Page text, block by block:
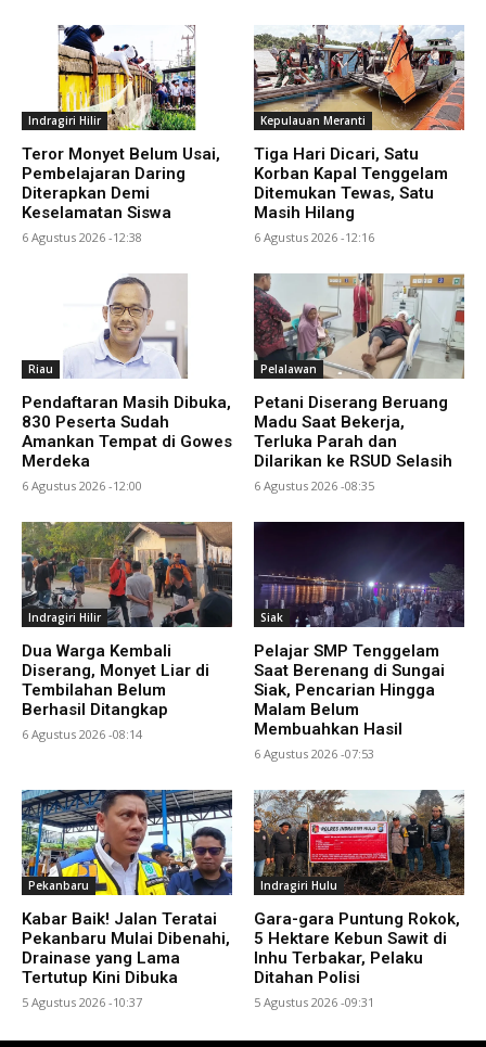
Indragiri Hilir
Teror Monyet Belum Usai,
Pembelajaran Daring
Diterapkan Demi
Keselamatan Siswa
6 Agustus 2026 -12:38
Kepulauan Meranti
Tiga Hari Dicari, Satu
Korban Kapal Tenggelam
Ditemukan Tewas, Satu
Masih Hilang
6 Agustus 2026 -12:16
Riau
Pendaftaran Masih Dibuka,
830 Peserta Sudah
Amankan Tempat di Gowes
Merdeka
6 Agustus 2026 -12:00
Pelalawan
Petani Diserang Beruang
Madu Saat Bekerja,
Terluka Parah dan
Dilarikan ke RSUD Selasih
6 Agustus 2026 -08:35
Indragiri Hilir
Dua Warga Kembali
Diserang, Monyet Liar di
Tembilahan Belum
Berhasil Ditangkap
6 Agustus 2026 -08:14
Siak
Pelajar SMP Tenggelam
Saat Berenang di Sungai
Siak, Pencarian Hingga
Malam Belum
Membuahkan Hasil
6 Agustus 2026 -07:53
Pekanbaru
Kabar Baik! Jalan Teratai
Pekanbaru Mulai Dibenahi,
Drainase yang Lama
Tertutup Kini Dibuka
5 Agustus 2026 -10:37
Indragiri Hulu
Gara-gara Puntung Rokok,
5 Hektare Kebun Sawit di
Inhu Terbakar, Pelaku
Ditahan Polisi
5 Agustus 2026 -09:31